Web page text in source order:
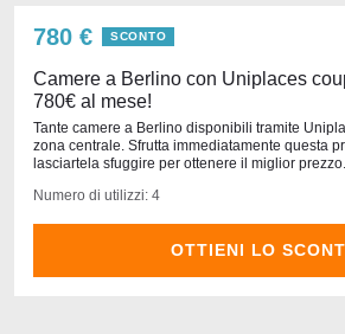
780 € SCONTO
Camere a Berlino con Uniplaces
780€ al mese!
Tante camere a Berlino disponibili tramite
zona centrale. Sfrutta immediatamente questa
lasciartela sfuggire per ottenere il miglior prezzo.
Numero di utilizzi: 4
OTTIENI LO